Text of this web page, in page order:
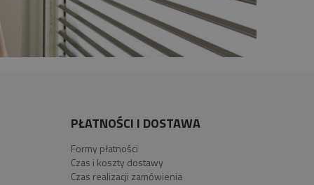
PŁATNOŚCI I DOSTAWA
Formy płatności
Czas i koszty dostawy
Czas realizacji zamówienia